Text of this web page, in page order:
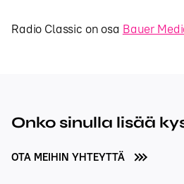
Radio Classic on osa Bauer
Onko sinulla lisää
OTA MEIHIN YHTEYTTÄ